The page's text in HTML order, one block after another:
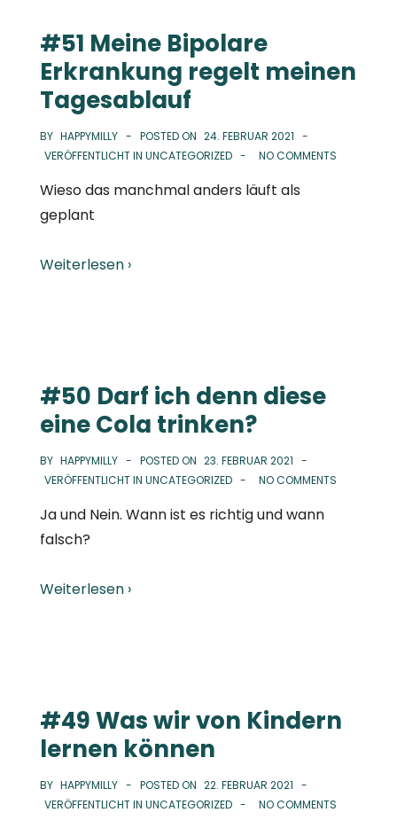
#51 Meine Bipolare
Erkrankung regelt meinen
Tagesablauf
BY HAPPYMILLY POSTED ON 24. FEBRUAR 2021
VERÖFFENTLICHT IN UNCATEGORIZED NO COMMENTS
Wieso das manchmal anders läuft als
geplant
Weiterlesen ›
#50 Darf ich denn diese
eine Cola trinken?
BY HAPPYMILLY POSTED ON 23. FEBRUAR 2021
VERÖFFENTLICHT IN UNCATEGORIZED NO COMMENTS
Ja und Nein. Wann ist es richtig und wann
falsch?
Weiterlesen ›
#49 Was wir von Kindern
lernen können
BY HAPPYMILLY POSTED ON 22. FEBRUAR 2021
VERÖFFENTLICHT IN UNCATEGORIZED NO COMMENTS